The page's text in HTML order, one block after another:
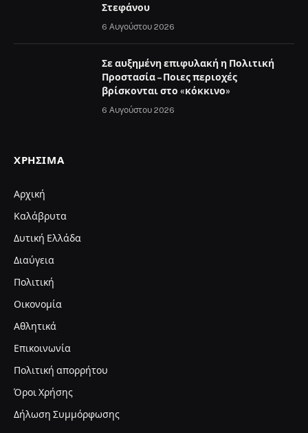
Στεφάνου
6 Αυγούστου 2026
Σε αυξημένη επιφυλακή η Πολιτική
Προστασία – Ποιες περιοχές
βρίσκονται στο «κόκκινο»
6 Αυγούστου 2026
ΧΡΉΣΙΜΑ
Αρχική
Καλάβρυτα
Δυτική Ελλάδα
Διαύγεια
Πολιτική
Οικονομία
Αθλητικά
Επικοινωνία
Πολιτική απορρήτου
Όροι Χρήσης
Δήλωση Συμμόρφωσης